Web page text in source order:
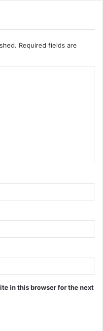
Required fields are
in this browser for the next